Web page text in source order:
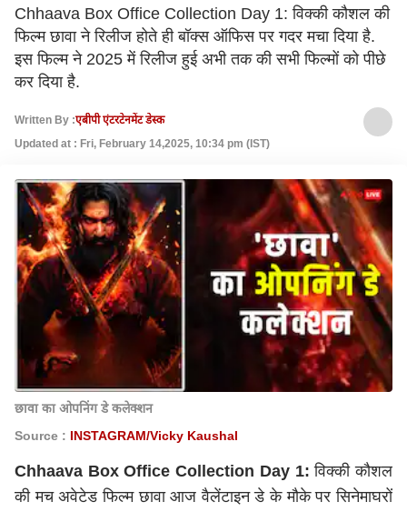
Chhaava Box Office Collection Day 1: विक्की कौशल की
फिल्म छावा ने रिलीज होते ही बॉक्स ऑफिस पर गदर मचा दिया है.
इस फिल्म ने 2025 में रिलीज हुई अभी तक की सभी फिल्मों को पीछे
कर दिया है.
Written By :एबीपी एंटरटेनमेंट डेस्क
Updated at : Fri, February 14,2025, 10:34 pm (IST)
छावा का ओपनिंग डे कलेक्शन
Source : INSTAGRAM/Vicky Kaushal
Chhaava Box Office Collection Day 1:विक्की कौशल
की मच अवेटेड फिल्म छावा आज वैलेंटाइन डे के मौके पर सिनेमाघरों